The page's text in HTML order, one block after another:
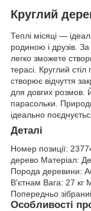
Круглий
Теплі місяці —
родиною і друзів.
легко зможете
терасі. Круглий
створює відчуття
для довгих розмов.
парасольки.
ідеально
Деталі
Номер позиції:
дерево Матеріал:
Порода деревини:
В'єтнам Вага: 27 кг
Попередньо
Особливості